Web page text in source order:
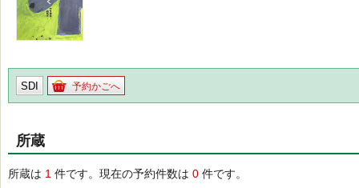
SDI 予約かごへ
所蔵
所蔵は 1 件です。現在の予約件数は 0 件です。